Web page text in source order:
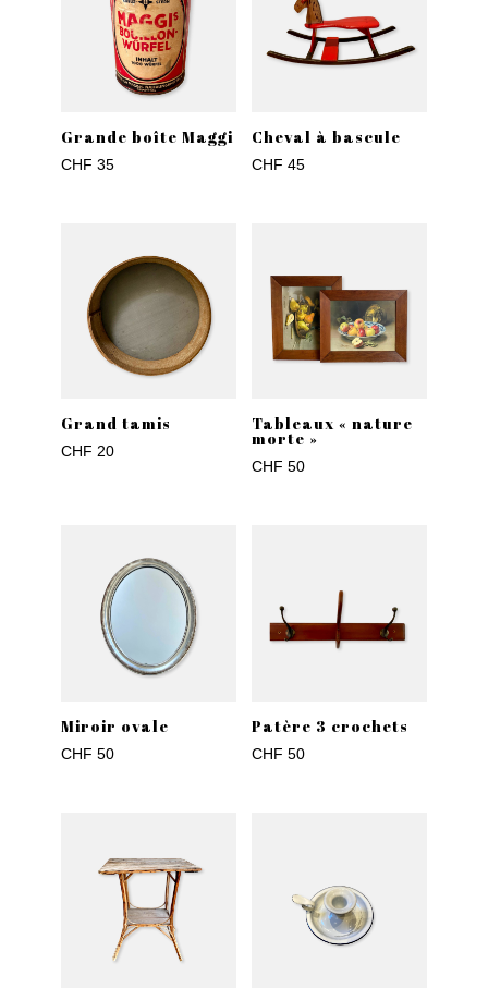
Grande boîte Maggi
CHF 35
Cheval à bascule
CHF 45
Grand tamis
CHF 20
Tableaux « nature
morte »
CHF 50
Miroir ovale
CHF 50
Patère 3 crochets
CHF 50